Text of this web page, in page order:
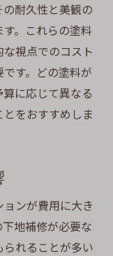
耐久性と美観の
。これらの塗料
視点でのコスト
す。どの塗料が
に応じて異なる
をおすすめしま
ンが費用に大き
地補修が必要な
れることが多い